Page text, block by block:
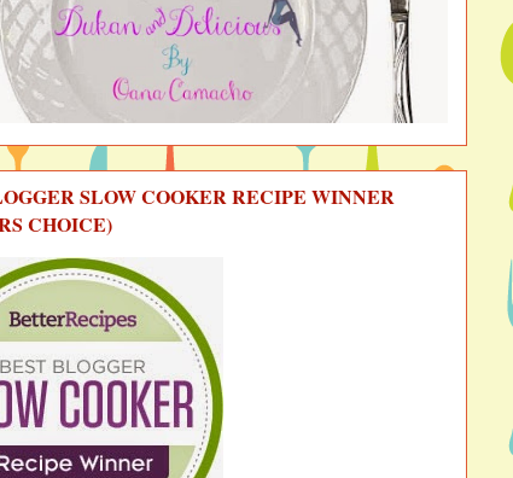
SLOW COOKER RECIPE WINNER
CHOICE)